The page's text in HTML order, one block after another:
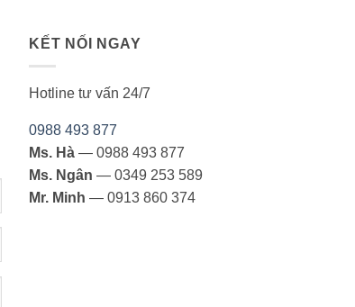
KẾT NỐI NGAY
Hotline tư vấn 24/7
0988 493 877
Ms. Hà — 0988 493 877
Ms. Ngân — 0349 253 589
Mr. Minh — 0913 860 374